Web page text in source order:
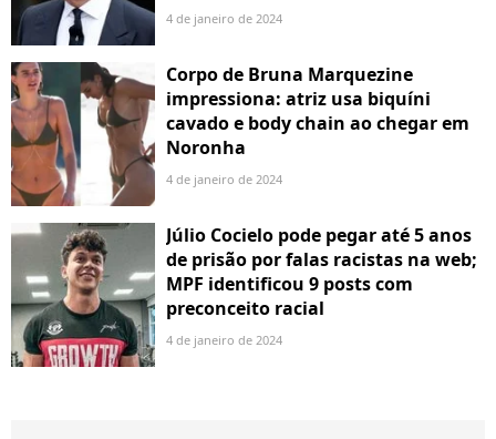
4 de janeiro de 2024
Corpo de Bruna Marquezine
impressiona: atriz usa biquíni
cavado e body chain ao chegar em
Noronha
4 de janeiro de 2024
Júlio Cocielo pode pegar até 5 anos
de prisão por falas racistas na web;
MPF identificou 9 posts com
preconceito racial
4 de janeiro de 2024